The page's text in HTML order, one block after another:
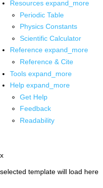
Resources expand_more
Periodic Table
Physics Constants
Scientific Calculator
Reference expand_more
Reference & Cite
Tools expand_more
Help expand_more
Get Help
Feedback
Readability
x
selected template will load here